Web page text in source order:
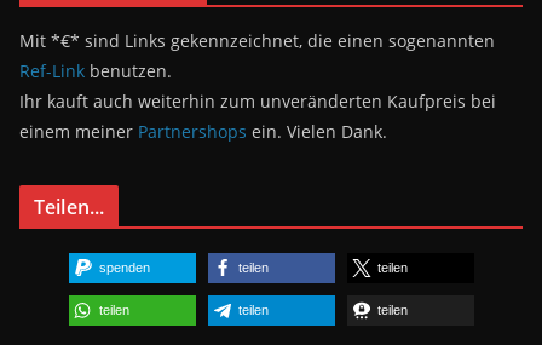
Mit *€* sind Links gekennzeichnet, die einen sogenannten
Ref-Link benutzen.
Ihr kauft auch weiterhin zum unveränderten Kaufpreis bei
einem meiner Partnershops ein. Vielen Dank.
Teilen...
spenden teilen teilen
teilen teilen teilen